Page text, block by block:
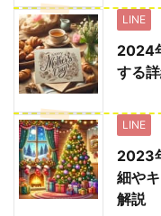
LINE
2024
する
LINE
2023
細や
解説